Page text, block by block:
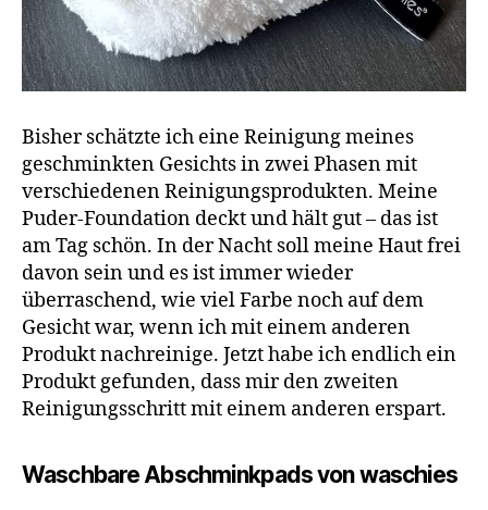
Bisher schätzte ich eine Reinigung meines
geschminkten Gesichts in zwei Phasen mit
verschiedenen Reinigungsprodukten. Meine
Puder-Foundation deckt und hält gut – das ist
am Tag schön. In der Nacht soll meine Haut frei
davon sein und es ist immer wieder
überraschend, wie viel Farbe noch auf dem
Gesicht war, wenn ich mit einem anderen
Produkt nachreinige. Jetzt habe ich endlich ein
Produkt gefunden, dass mir den zweiten
Reinigungsschritt mit einem anderen erspart.
Waschbare Abschminkpads von waschies